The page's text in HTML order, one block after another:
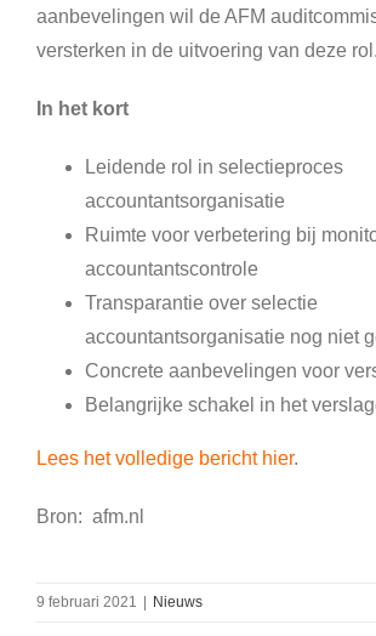
aanbevelingen wil de AFM
versterken in de uitvoering van deze rol.
In het kort
Leidende rol in selectieproces
accountantsorganisatie
Ruimte voor verbetering bij
accountantscontrole
Transparantie over selectie
accountantsorganisatie nog niet
Concrete aanbevelingen voor
Belangrijke schakel in het
Lees het volledige bericht hier.
Bron: afm.nl
9 februari 2021 Nieuws